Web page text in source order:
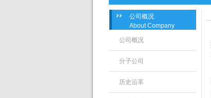
公司概况
About Company
公司概况
分子公司
历史沿革